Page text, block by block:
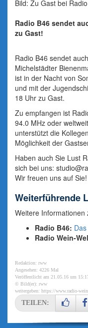
Bild: Zu Gast bei
Radio B46 sendet
zu Gast!
Radio B46 sendet
Michelstädter
ist in der Nacht von
und mit der
18 Uhr zu Gast.
Zu empfangen ist
94.0 MHz oder
unterstützt die
Möglichkeit der
Haben auch Sie Lust
sich bei uns:
Wir freuen uns auf Sie!
Weiterführende
Weitere Informationen
Radio B46:
Radio Wein-
Redaktion: rww
Angesehen: 4226 Mal
Veröffentlicht am 21.05.16 um
© Bild(er): rww
weitergeben: https://www.radio-
TEILEN: